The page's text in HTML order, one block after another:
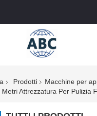
Prodotti
Macchine per
Metri Attrezzatura Per Pulizia